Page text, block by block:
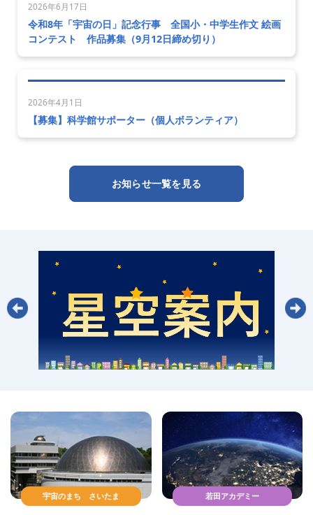
2026年6月17日
令和8年「宇宙の日」記念行事 全国小・中学生作文 絵画
コンテスト 作品募集（9月12日締め切り）
2026年4月1日
【募集】科学館サポーター（個人ボランティア）
お知らせ一覧を見る
宇宙のまち さいたま 若田アカデミー